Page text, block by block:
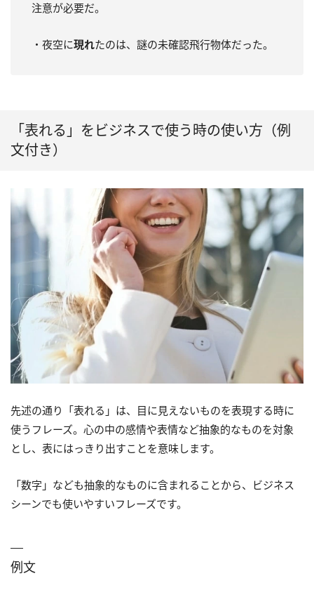
注意が必要だ。
・夜空に現れたのは、謎の未確認飛行物体だった。
「表れる」をビジネスで使う時の使い方（例
文付き）
先述の通り「表れる」は、目に見えないものを表現する時に
使うフレーズ。心の中の感情や表情など抽象的なものを対象
とし、表にはっきり出すことを意味します。
「数字」なども抽象的なものに含まれることから、ビジネス
シーンでも使いやすいフレーズです。
例文